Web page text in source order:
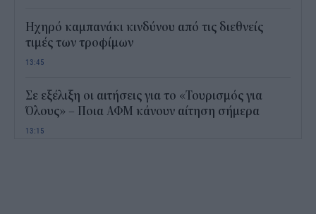
Ηχηρό καμπανάκι κινδύνου από τις διεθνείς
τιμές των τροφίμων
13:45
Σε εξέλιξη οι αιτήσεις για το «Τουρισμός για
Όλους» – Ποια ΑΦΜ κάνουν αίτηση σήμερα
13:15